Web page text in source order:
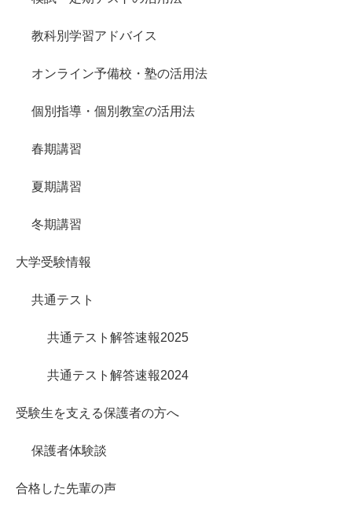
教科別学習アドバイス
オンライン予備校・塾の活用法
個別指導・個別教室の活用法
春期講習
夏期講習
冬期講習
大学受験情報
共通テスト
共通テスト解答速報2025
共通テスト解答速報2024
受験生を支える保護者の方へ
保護者体験談
合格した先輩の声